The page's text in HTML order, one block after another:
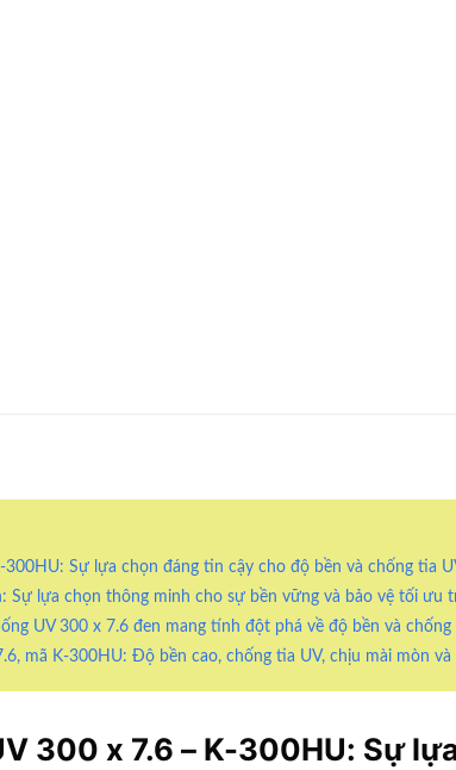
Sự lựa chọn đáng tin cậy cho độ bền và chống tia
Sự lựa chọn thông minh cho sự bền vững và bảo vệ tối ưu
UV 300 x 7.6 đen mang tính đột phá về độ bền và
mã K-300HU: Độ bền cao, chống tia UV, chịu mài mòn và
300 x 7.6 – K-300HU: Sự